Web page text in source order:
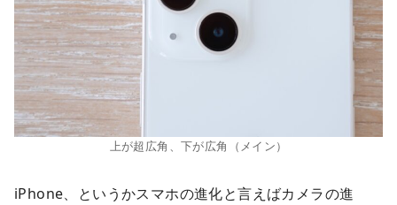
上が超広角、下が広角（メイン）
iPhone、というかスマホの進化と言えばカメラの進